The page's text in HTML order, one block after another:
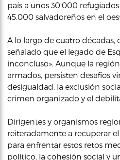
país a unos 30.000
45.000 salvadoreños en el
A lo largo de cuatro décadas,
señalado que el legado de
inconcluso». Aunque la
armados, persisten desafíos
desigualdad, la exclusión
crimen organizado y el
Dirigentes y organismos
reiteradamente a recuperar
para enfrentar estos retos
político, la cohesión social y